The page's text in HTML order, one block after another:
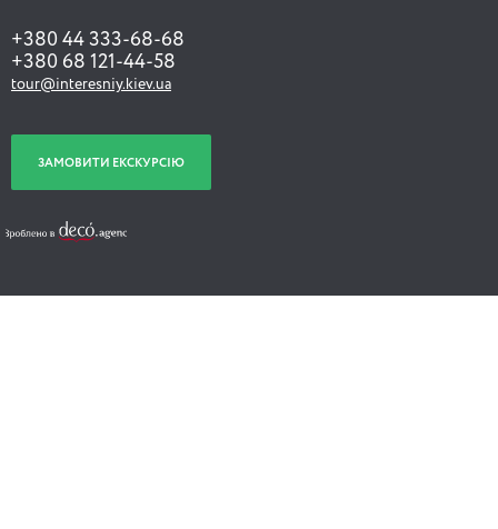
+380 44 333-68-68
+380 68 121-44-58
tour@interesniy.kiev.ua
ЗАМОВИТИ ЕКСКУРСІЮ